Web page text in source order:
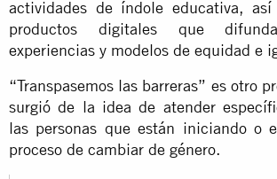
actividades de índole educativa,
productos digitales que
experiencias y modelos de equidad e
“Transpasemos las barreras” es otro
surgió de la idea de atender
las personas que están iniciando o
proceso de cambiar de género.